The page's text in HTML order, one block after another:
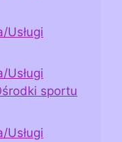
Usługi
Usługi
sportu
Usługi